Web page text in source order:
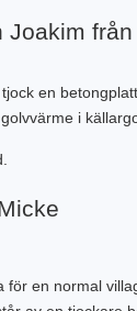
Joakim
en
i
för en normal